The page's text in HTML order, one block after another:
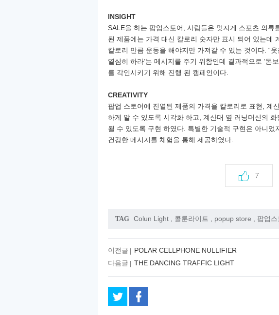
INSIGHT
SALE을 하는 팝업스토어, 사람들은 멋지게 스포츠 의류
된 제품에는 가격 대신 칼로리 숫자만 표시 되어 있는데
칼로리 만큼 운동을 해야지만 가져갈 수 있는 것이다. “
열심히 하라’는 메시지를 주기 위함인데 결과적으로 ‘돈
를 각인시키기 위해 진행 된 캠페인이다.
CREATIVITY
팝업 스토어에 진열된 제품의 가격을 칼로리로 표현, 계
하게 알 수 있도록 시각화 하고, 계산대 옆 러닝머신의
될 수 있도록 구현 하였다. 특별한 기술적 구현은 아니었
건강한 메시지를 체험을 통해 제공하였다.
7
TAG Colun Light 콜룬라이트 popup store 팝업스
이전글
POLAR CELLPHONE NULLIFIER
다음글
THE DANCING TRAFFIC LIGHT